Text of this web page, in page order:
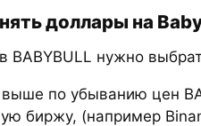
доллары на
BABYBULL нужно
по убыванию цен
биржу, (например